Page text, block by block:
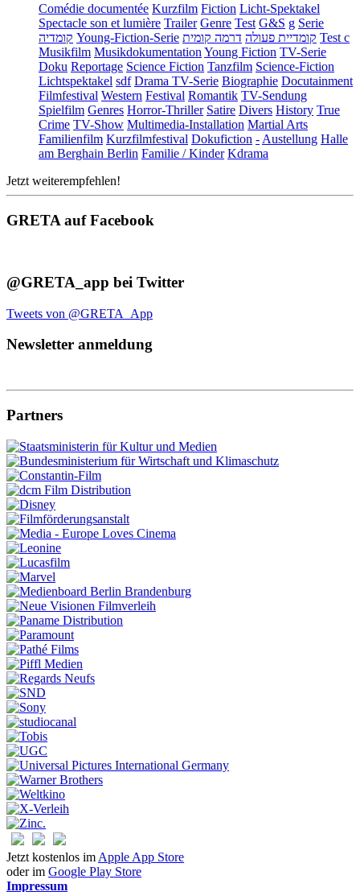
Comédie documentée Kurzfilm Fiction Licht-Spektakel
Spectacle son et lumière Trailer Genre Test G&S g Serie
קומדיה Young-Fiction-Serie קומדיית פעולה דרמה קומית
Test c
Musikfilm Musikdokumentation Young Fiction TV-Serie
Doku Reportage Science Fiction Tanzfilm Science-Fiction
Lichtspektakel sdf Drama TV-Serie Biographie Docutainment
Filmfestival Western Festival Romantik TV-Sendung
Spielfilm Genres Horror-Thriller Satire Divers History True
Crime TV-Show Multimedia-Installation Martial Arts
Familienfilm Kurzfilmfestival Dokufiction - Austellung Halle
am Berghain Berlin Familie / Kinder Kdrama
Jetzt weiterempfehlen!
GRETA auf Facebook
@GRETA_app bei Twitter
Tweets von @GRETA_App
Newsletter anmeldung
Partners
Jetzt kostenlos im Apple App Store
oder im Google Play Store
Impressum